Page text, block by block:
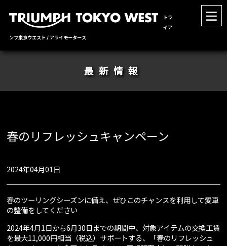
トラ
イア
ンフ東京ウエスト / アライモータース
最新情報
春のリフレッシュキャンペーン
2024年04月01日
春のツーリングシーズンに備え、ぜひこのチャンスを利用して愛車
の整備をしてください
2024年4月1日から6月30日までの期間中、対象アイテムの交換工賃
を最大11,000円相当（税込）サポートする、「春のリフレッシュ